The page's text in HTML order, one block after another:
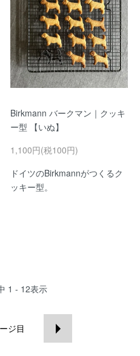
Birkmann バークマン｜クッキ
ー型 【いぬ】
1,100円(税100円)
ドイツのBirkmannがつくるク
ッキー型。
1 - 12表示
ジ目